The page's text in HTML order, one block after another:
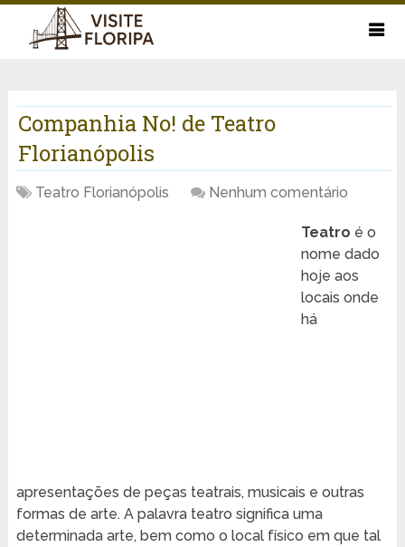
Companhia No! de Teatro
Florianópolis
Teatro Florianópolis Nenhum comentário
Teatro é o
nome dado
hoje aos
locais onde
há
apresentações de peças teatrais, musicais e outras
formas de arte. A palavra teatro significa uma
determinada arte, bem como o local físico em que tal